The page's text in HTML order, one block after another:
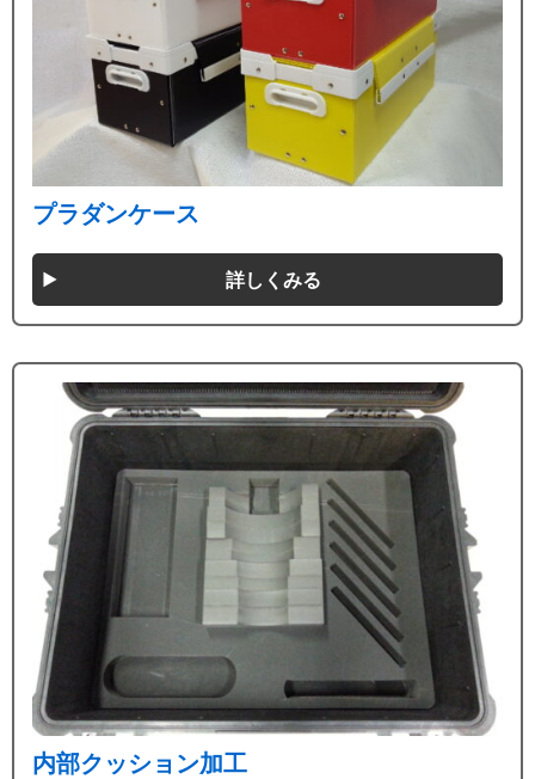
プラダンケース
詳しくみる
内部クッション加工